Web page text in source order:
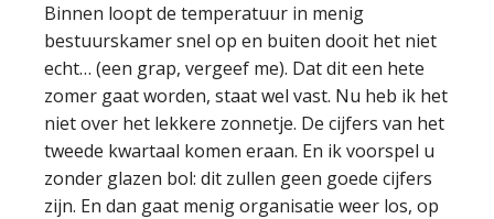
Binnen loopt de temperatuur in menig
bestuurskamer snel op en buiten dooit het niet
echt… (een grap, vergeef me). Dat dit een hete
zomer gaat worden, staat wel vast. Nu heb ik het
niet over het lekkere zonnetje. De cijfers van het
tweede kwartaal komen eraan. En ik voorspel u
zonder glazen bol: dit zullen geen goede cijfers
zijn. En dan gaat menig organisatie weer los, op